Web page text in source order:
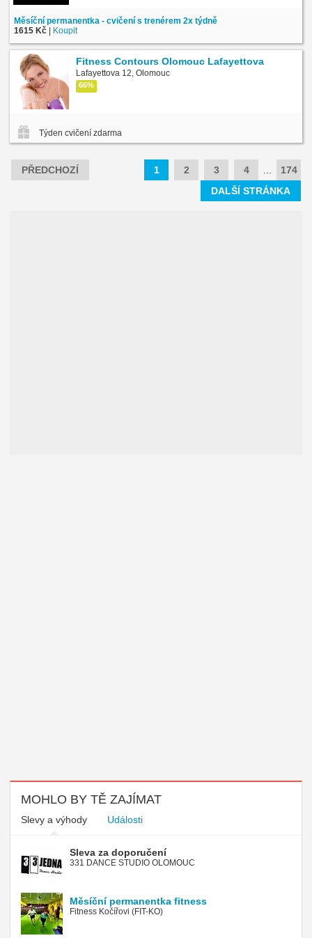
Měsíční permanentka - cvičení s trenérem 2x týdně
1615 Kč | Koupit
Fitness Contours Olomouc Lafayettova
Lafayettova 12, Olomouc
66%
Týden cvičení zdarma
PŘEDCHOZÍ 1 2 3 4
174
DALŠÍ STRÁNKA
MOHLO BY TĚ ZAJÍMAT
Slevy a výhody Události
Sleva za doporučení
331 DANCE STUDIO OLOMOUC
Měsíční permanentka fitness
Fitness Kočířovi (FIT-KO)